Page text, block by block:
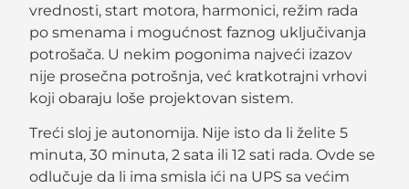
vrednosti, start motora, harmonici, režim rada
po smenama i mogućnost faznog uključivanja
potrošača. U nekim pogonima najveći izazov
nije prosečna potrošnja, već kratkotrajni vrhovi
koji obaraju loše projektovan sistem.
Treći sloj je autonomija. Nije isto da li želite 5
minuta, 30 minuta, 2 sata ili 12 sati rada. Ovde se
odlučuje da li ima smisla ići na UPS sa većim